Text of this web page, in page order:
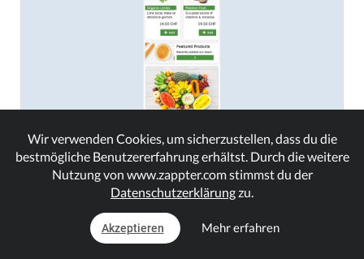
Wir verwenden Cookies, um sicherzustellen, dass du die
bestmögliche Benutzererfahrung erhältst. Durch die weitere
Nutzung von www.zappter.com stimmst du der
Datenschutzerklärungzu.
Akzeptieren Mehr erfahren